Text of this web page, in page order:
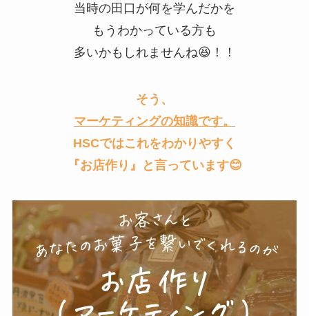
当時の田口が何を学んだかを
もうわかっている方も
多いかもしれませんね😆！！
そう、
マーケティングの知識です。
HSCではこれをわかりやすく
『お店作り』と言っています😊